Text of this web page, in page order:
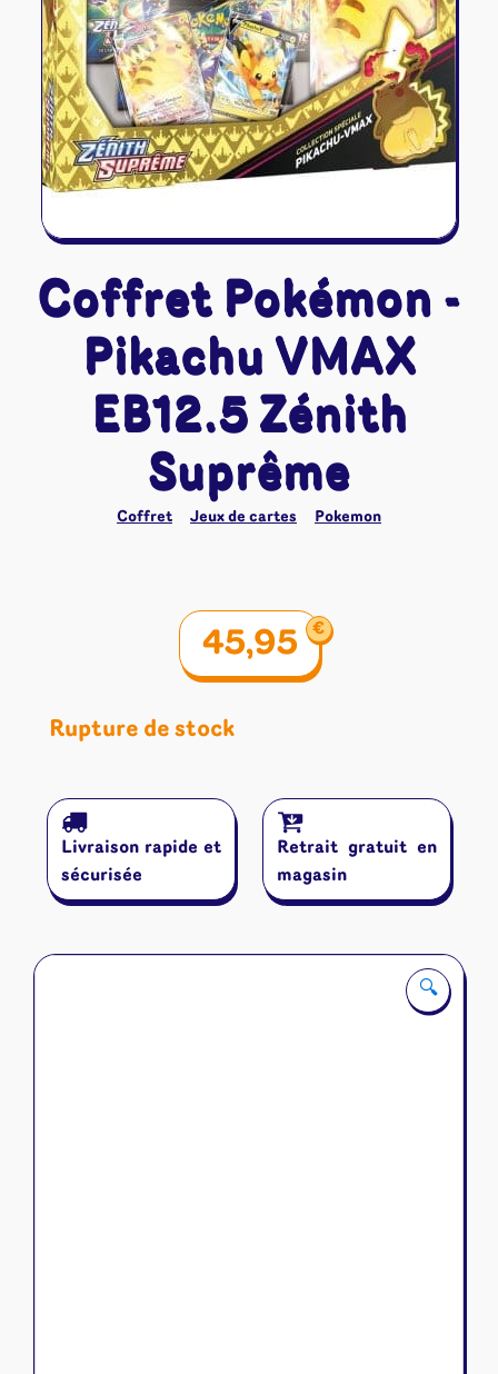
Naruto Mythos
Autres
Tapis de jeu
🔍
Coffret Pokémon -
Pikachu VMAX
EB12.5 Zénith
Suprême
Coffret Jeux de cartes Pokemon
45,95 €
Rupture de stock
Livraison rapide et
sécurisée
Retrait gratuit en
magasin